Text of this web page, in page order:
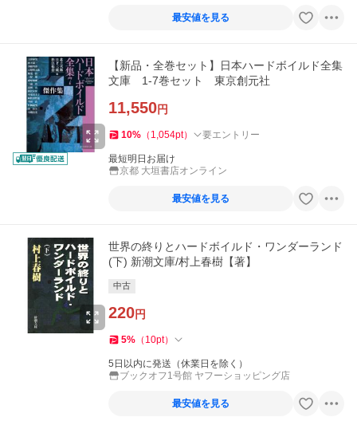
最安値を見る
【新品・全巻セット】日本ハードボイルド全集
文庫 1-7巻セット 東京創元社
11,550円
10% （ 1,054pt） 要エントリー
最短明日お届け
京都 大垣書店オンライン
最安値を見る
世界の終りとハードボイルド・ワンダーランド
(下) 新潮文庫/村上春樹【著】
中古
220円
5% （ 10pt）
5日以内に発送（休業日を除く）
ブックオフ1号館 ヤフーショッピング店
最安値を見る